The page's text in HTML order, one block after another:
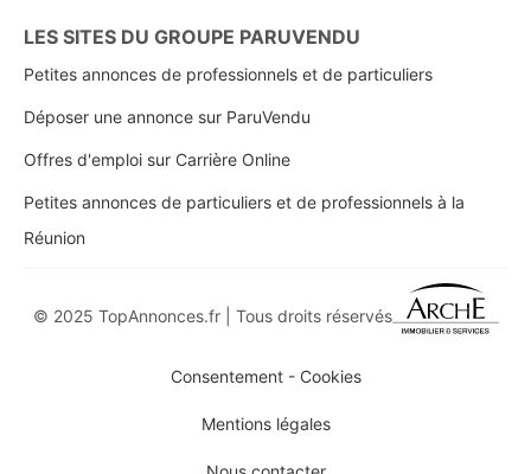
LES SITES DU GROUPE PARUVENDU
Petites annonces de professionnels et de particuliers
Déposer une annonce sur ParuVendu
Offres d'emploi sur Carrière Online
Petites annonces de particuliers et de professionnels à la
Réunion
© 2025 TopAnnonces.fr | Tous droits réservés
Consentement - Cookies
Mentions légales